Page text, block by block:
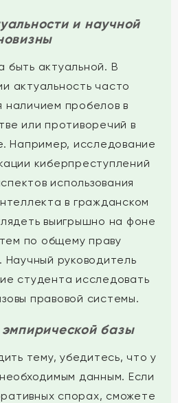
и научной
быть актуальной. В
актуальность часто
наличием пробелов в
или противоречий в
Например, исследование
киберпреступлений
использования
в гражданском
выигрышно на фоне
по общему праву
Научный руководитель
студента исследовать
правовой системы.
базы
тему, убедитесь, что у
данным. Если
спорах, сможете